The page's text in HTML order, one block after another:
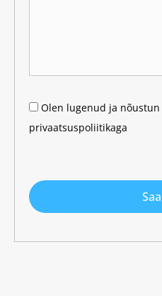
Olen lugenud ja
privaatsuspoliitikaga